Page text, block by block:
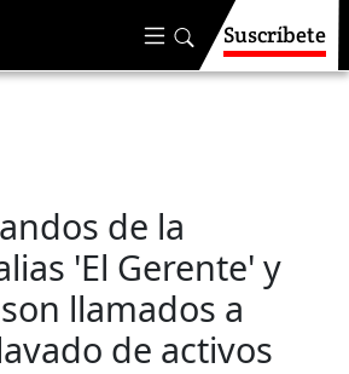
Suscríbete
de la
'El Gerente' y
llamados a
de activos